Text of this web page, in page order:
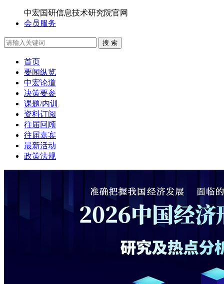
中宏国研信息技术研究院官网
会员服务
搜 索
首页
要闻纵览
中宏论道
决策要参
课题/内训
资料订阅
往届回顾
往届嘉宾
最新活动
政策法规